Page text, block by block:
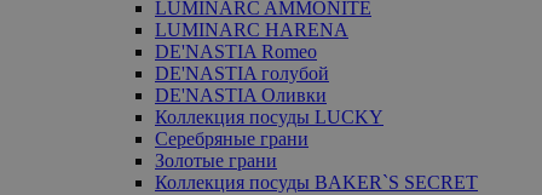
LUMINARC AMMONITE
LUMINARC HARENA
DE'NASTIA Romeo
DE'NASTIA голубой
DE'NASTIA Оливки
Коллекция посуды LUCKY
Серебряные грани
Золотые грани
Коллекция посуды BAKER`S SECRET